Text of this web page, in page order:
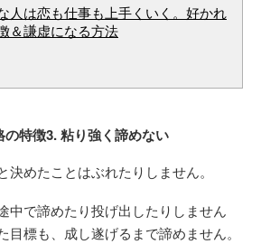
人は恋も仕事も上手くいく。好かれ
＆謙虚になる方法
特徴3. 粘り強く諦めない
めたことはぶれたりしません。
中で諦めたり投げ出したりしません
目標も、成し遂げるまで諦めません。